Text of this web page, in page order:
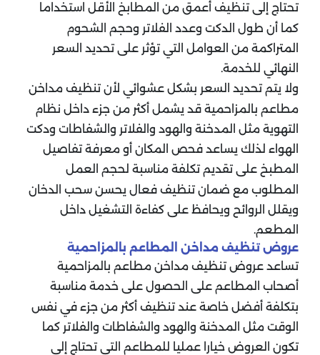
تحتاج إلى تنظيف أعمق من المطابخ الأقل استخداما
كما أن طول الدكت وعدد الفلاتر وحجم الشحوم
المتراكمة من العوامل التي تؤثر على تحديد السعر
النهائي للخدمة.
ولا يتم تحديد السعر بشكل عشوائي لأن تنظيف مداخن
مطاعم بالمزاحمية قد يشمل أكثر من جزء داخل نظام
التهوية مثل المدخنة والهود والفلاتر والشفاطات ودكت
الهواء لذلك يساعد فحص المكان أو معرفة تفاصيل
المطبخ على تقديم تكلفة مناسبة لحجم العمل
المطلوب مع ضمان تنظيف فعال يحسن سحب الدخان
ويقلل الروائح ويحافظ على كفاءة التشغيل داخل
المطعم.
عروض تنظيف مداخن المطاعم بالمزاحمية
تساعد عروض تنظيف مداخن مطاعم بالمزاحمية
أصحاب المطاعم على الحصول على خدمة مناسبة
بتكلفة أفضل خاصة عند تنظيف أكثر من جزء في نفس
الوقت مثل المدخنة والهود والشفاطات والفلاتر كما
تكون العروض خيارا عمليا للمطاعم التي تحتاج إلى